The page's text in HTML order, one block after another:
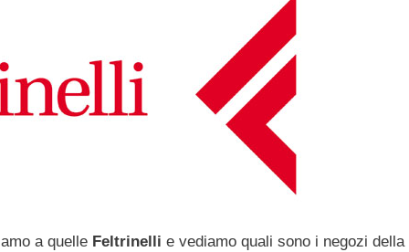
a quelle Feltrinelli e vediamo quali sono i negozi della